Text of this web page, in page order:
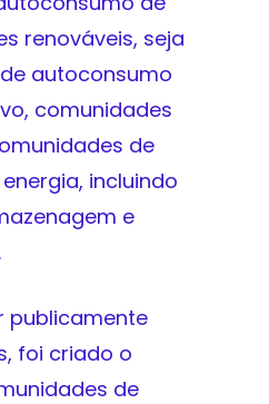
renováveis, seja
autoconsumo
comunidades
de
incluindo
e
publicamente
foi criado o
de